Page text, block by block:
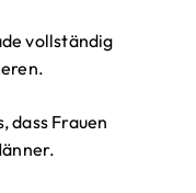
vollständig
dass Frauen